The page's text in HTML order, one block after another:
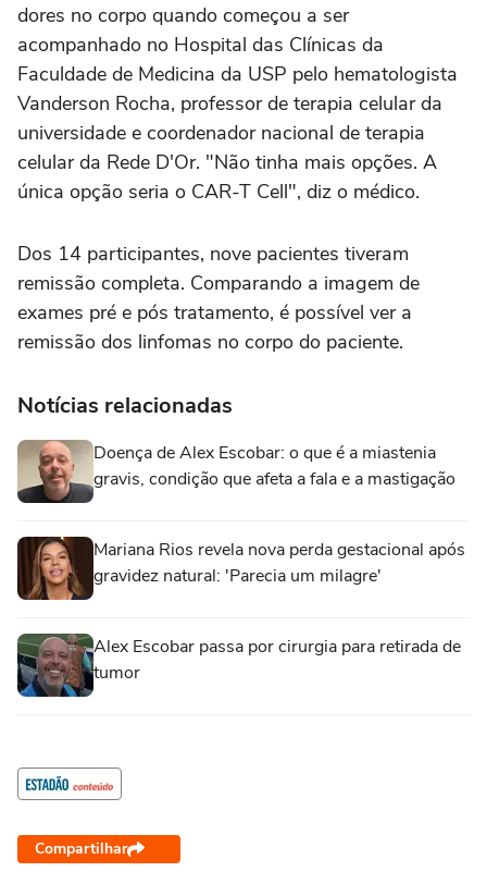
dores no corpo quando começou a ser
acompanhado no Hospital das Clínicas da
Faculdade de Medicina da USP pelo hematologista
Vanderson Rocha, professor de terapia celular da
universidade e coordenador nacional de terapia
celular da Rede D'Or. "Não tinha mais opções. A
única opção seria o CAR-T Cell", diz o médico.
Dos 14 participantes, nove pacientes tiveram
remissão completa. Comparando a imagem de
exames pré e pós tratamento, é possível ver a
remissão dos linfomas no corpo do paciente.
Notícias relacionadas
Doença de Alex Escobar: o que é a miastenia
gravis, condição que afeta a fala e a mastigação
Mariana Rios revela nova perda gestacional após
gravidez natural: 'Parecia um milagre'
Alex Escobar passa por cirurgia para retirada de
tumor
Compartilhar